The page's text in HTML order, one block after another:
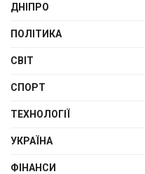
ДНІПРО
ПОЛІТИКА
СВІТ
СПОРТ
ТЕХНОЛОГІЇ
УКРАЇНА
ФІНАНСИ